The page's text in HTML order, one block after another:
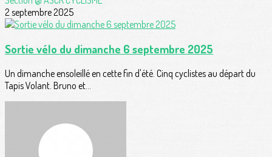
2 septembre 2025
Sortie vélo du dimanche 6 septembre 2025
Un dimanche ensoleillé en cette fin d'été. Cinq cyclistes au départ du
Tapis Volant. Bruno et...